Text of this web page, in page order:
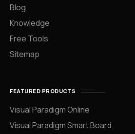
Blog
Knowledge
Free Tools
Sitemap
FEATURED PRODUCTS
Visual Paradigm Online
Visual Paradigm Smart Board